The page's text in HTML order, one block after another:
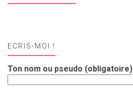
ECRIS-MOI !
Ton nom ou pseudo (obligatoire)